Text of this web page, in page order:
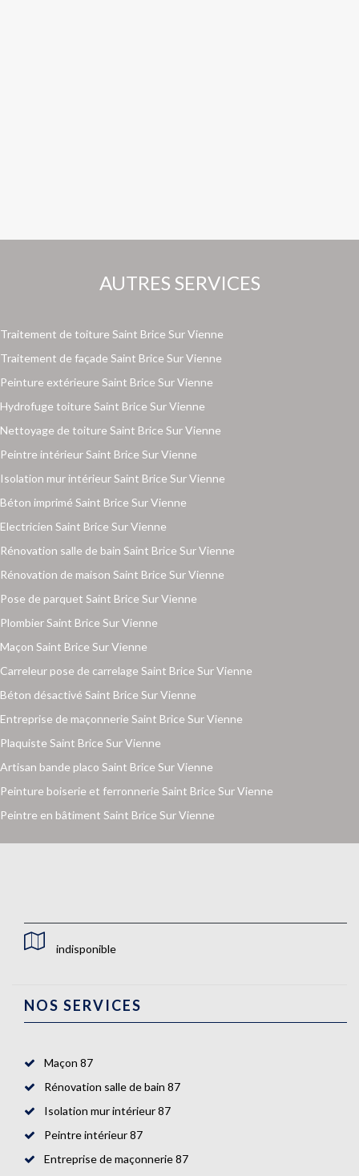
AUTRES SERVICES
Traitement de toiture Saint Brice Sur Vienne
Traitement de façade Saint Brice Sur Vienne
Peinture extérieure Saint Brice Sur Vienne
Hydrofuge toiture Saint Brice Sur Vienne
Nettoyage de toiture Saint Brice Sur Vienne
Peintre intérieur Saint Brice Sur Vienne
Isolation mur intérieur Saint Brice Sur Vienne
Béton imprimé Saint Brice Sur Vienne
Electricien Saint Brice Sur Vienne
Rénovation salle de bain Saint Brice Sur Vienne
Rénovation de maison Saint Brice Sur Vienne
Pose de parquet Saint Brice Sur Vienne
Plombier Saint Brice Sur Vienne
Maçon Saint Brice Sur Vienne
Carreleur pose de carrelage Saint Brice Sur Vienne
Béton désactivé Saint Brice Sur Vienne
Entreprise de maçonnerie Saint Brice Sur Vienne
Plaquiste Saint Brice Sur Vienne
Artisan bande placo Saint Brice Sur Vienne
Peinture boiserie et ferronnerie Saint Brice Sur Vienne
Peintre en bâtiment Saint Brice Sur Vienne
indisponible
NOS SERVICES
Maçon 87
Rénovation salle de bain 87
Isolation mur intérieur 87
Peintre intérieur 87
Entreprise de maçonnerie 87